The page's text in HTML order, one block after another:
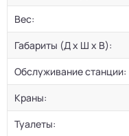
Вес:
Габариты (Д х Ш х В):
Обслуживание станции:
Краны:
Туалеты: